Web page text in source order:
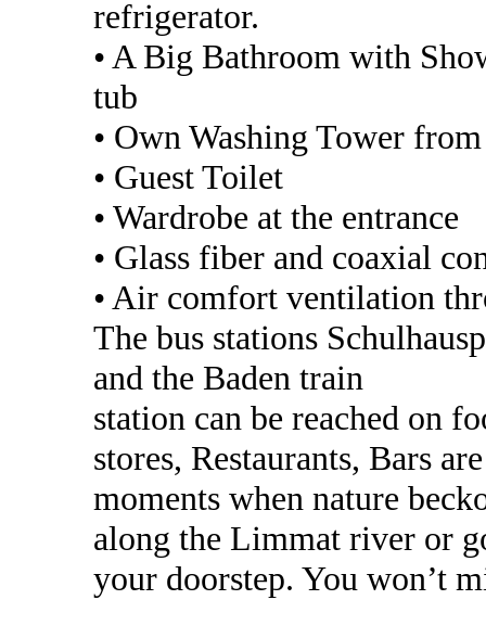
refrigerator.
• A Big Bathroom with
tub
• Own Washing Tower
• Guest Toilet
• Wardrobe at the entrance
• Glass fiber and coaxial
• Air comfort ventilation
The bus stations
and the Baden train
station can be reached on
stores, Restaurants, Bars
moments when nature
along the Limmat river or
your doorstep. You won’t